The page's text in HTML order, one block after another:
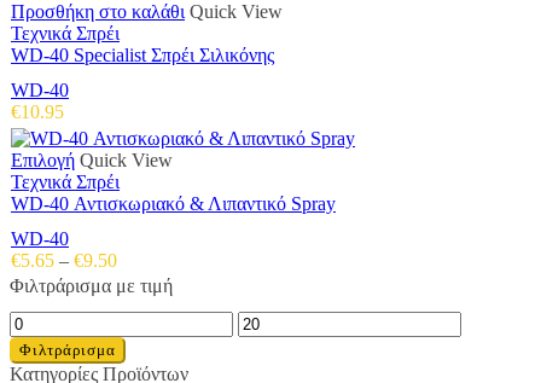
Προσθήκη στο καλάθι Quick View
Τεχνικά Σπρέι
WD-40 Specialist Σπρέι Σιλικόνης
WD-40
€10.95
Επιλογή Αυτό
το
προϊόν
παραλλαγές.
Οι
επιλογές
μπορούν
να
επιλεγούν
Quick View
Τεχνικά Σπρέι
WD-40 Αντισκωριακό & Λιπαντικό Spray
WD-40
€5.65 – €9.50Price
range:
€5.65
€9.50
Φιλτράρισμα με τιμή
Ελάχιστη
τιμή
Μέγιστη
τιμή
Φιλτράρισμα
Κατηγορίες Προϊόντων